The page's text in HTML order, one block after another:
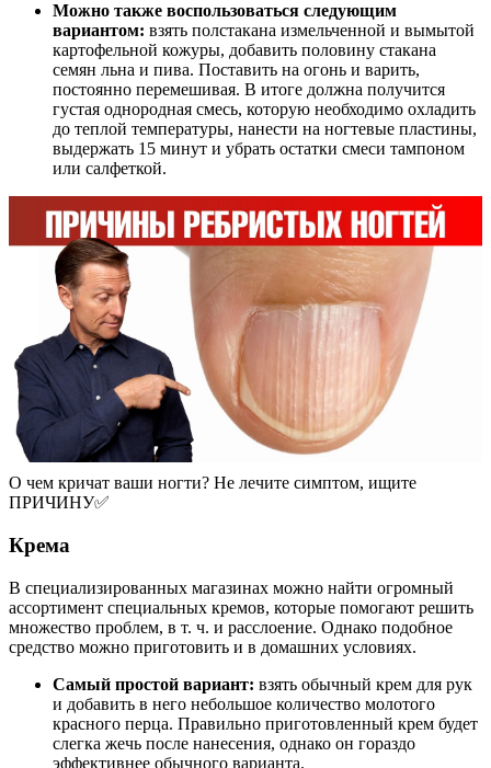
Можно также воспользоваться следующим
вариантом: взять полстакана измельченной и вымытой
картофельной кожуры, добавить половину стакана
семян льна и пива. Поставить на огонь и варить,
постоянно перемешивая. В итоге должна получится
густая однородная смесь, которую необходимо охладить
до теплой температуры, нанести на ногтевые пластины,
выдержать 15 минут и убрать остатки смеси тампоном
или салфеткой.
О чем кричат ваши ногти? Не лечите симптом, ищите
ПРИЧИНУ✅
Крема
В специализированных магазинах можно найти огромный
ассортимент специальных кремов, которые помогают решить
множество проблем, в т. ч. и расслоение. Однако подобное
средство можно приготовить и в домашних условиях.
Самый простой вариант: взять обычный крем для рук
и добавить в него небольшое количество молотого
красного перца. Правильно приготовленный крем будет
слегка жечь после нанесения, однако он гораздо
эффективнее обычного варианта.